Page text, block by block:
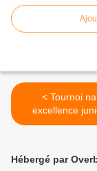
< Tournoi national
excellence
Roche sur
Hébergé par